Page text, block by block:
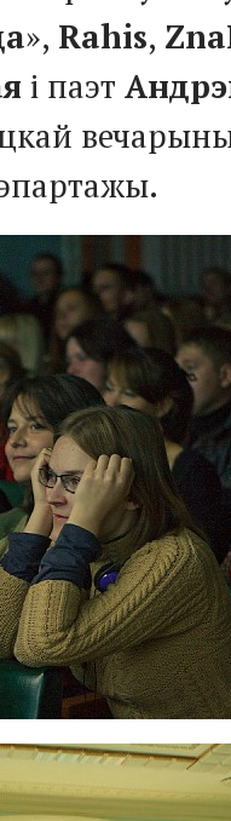
», Rahis,
і паэт
вечарыны